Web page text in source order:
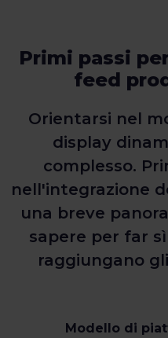
Primi passi
feed
Orientarsi nel
display
complesso.
nell'integrazione
una breve
sapere per far
raggiungano
Modello di